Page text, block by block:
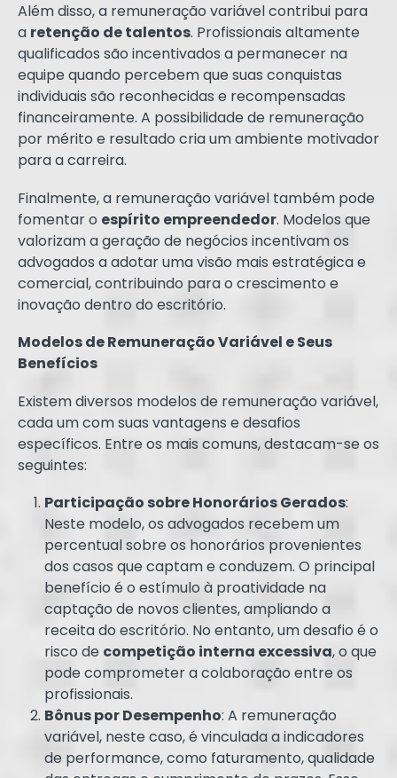
Além disso, a remuneração variável contribui para
a retenção de talentos. Profissionais altamente
qualificados são incentivados a permanecer na
equipe quando percebem que suas conquistas
individuais são reconhecidas e recompensadas
financeiramente. A possibilidade de remuneração
por mérito e resultado cria um ambiente motivador
para a carreira.
Finalmente, a remuneração variável também pode
fomentar o espírito empreendedor. Modelos que
valorizam a geração de negócios incentivam os
advogados a adotar uma visão mais estratégica e
comercial, contribuindo para o crescimento e
inovação dentro do escritório.
Modelos de Remuneração Variável e Seus
Benefícios
Existem diversos modelos de remuneração variável,
cada um com suas vantagens e desafios
específicos. Entre os mais comuns, destacam-se os
seguintes:
Participação sobre Honorários Gerados:
Neste modelo, os advogados recebem um
percentual sobre os honorários provenientes
dos casos que captam e conduzem. O principal
benefício é o estímulo à proatividade na
captação de novos clientes, ampliando a
receita do escritório. No entanto, um desafio é o
risco de competição interna excessiva, o que
pode comprometer a colaboração entre os
profissionais.
Bônus por Desempenho: A remuneração
variável, neste caso, é vinculada a indicadores
de performance, como faturamento, qualidade